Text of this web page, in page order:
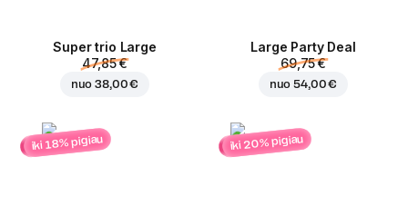
Super trio Large
47,85 €
nuo38,00 €
Large Party Deal
69,75 €
nuo54,00 €
iki 18% pigiau iki 20% pigiau